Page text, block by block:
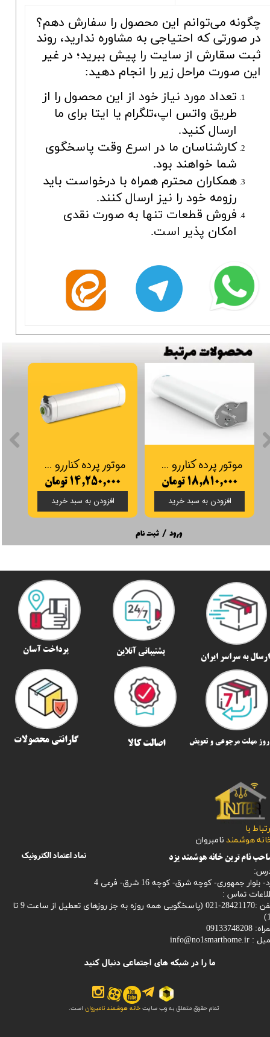
چگونه می‌توانم این محصول را سفارش دهم؟
در صورتی که احتیاجی به مشاوره ندارید، روند
ثبت سقارش از سایت را پیش ببرید؛ در غیر
این صورت مراحل زیر را انجام دهید:
تعداد مورد نیاز خود از این محصول را از
طریق واتس اپ،تلگرام یا ایتا برای ما
ارسال کنید.
کارشناسان ما در اسرع وقت پاسخگوی
شما خواهند بود.
همکاران محترم همراه با درخواست باید
رزومه خود را نیز ارسال کنند.
فروش قطعات تنها به صورت نقدی
امکان پذیر است.
موتور پرده کناررو 1.2 نیوتن ساده M23-3E-1.2 موتور داخلی DC
۱۴,۲۵۰,۰۰۰ تومان
افزودن به سبد خرید
موتور پرده کناررو M21-4E-1.2TUYA موتور داخلی DC
۱۸,۸۱۰,۰۰۰ تومان
افزودن به سبد خرید
ورود / ثبت نام
تمام حقوق متعلق به وب سایت خانه هوشمند نامبروان است.
با
هوشمند نامبروان
بلوار جمهوری- کوچه شرق- کوچه 16 شرق- فرعی 4
تماس :
021 (
پاسخگویی همه روزه به جز روزهای تعطیل از ساعت 9 تا
09133748208
:
info@no1smarthome.ir
ما را در شبکه های اجتماعی دنبال کنید
نماد اعتماد الکترونیک
ارسال به سراسر ایران​​​​​​​
پشتیبانی آنلاین پرداخت آسان
اصالت کالا گارانتی محصولات
نام ترین خانه هوشمند یزد